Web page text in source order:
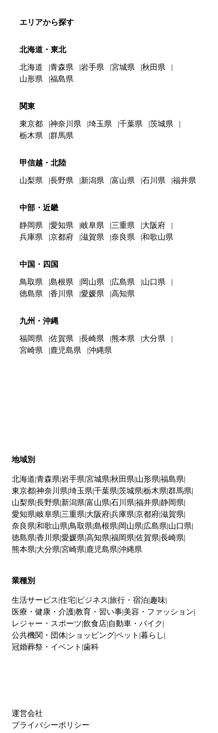
エリアから探す
北海道・東北
北海道 青森県 岩手県 宮城県
秋田県
山形県
福島県
関東
東京都 神奈川県 埼玉県 千葉県
茨城県
栃木県
群馬県
甲信越・北陸
山梨県 長野県 新潟県 富山県 石川県 福井県
中部・近畿
静岡県 愛知県 岐阜県 三重県
大阪府
兵庫県
京都府 滋賀県 奈良県 和歌山県
中国・四国
鳥取県 島根県 岡山県 広島県
山口県
徳島県
香川県 愛媛県 高知県
九州・沖縄
福岡県 佐賀県 長崎県 熊本県
大分県
宮崎県
鹿児島県 沖縄県
地域別
北海道 青森県 岩手県 宮城県 秋田県 山形県 福島県
東京都神奈川県 埼玉県 千葉県 茨城県 栃木県 群馬県
山梨県 長野県 新潟県 富山県 石川県 福井県 静岡県
愛知県 岐阜県 三重県 大阪府兵庫県 京都府滋賀県
奈良県 和歌山県 鳥取県 島根県 岡山県 広島県 山口県
徳島県 香川県 愛媛県 高知県 福岡県 佐賀県 長崎県
熊本県 大分県 宮崎県 鹿児島県 沖縄県
業種別
生活サービス 住宅 ビジネス 旅行・宿泊 趣味
医療・健康・介護教育・習い事 美容・ファッション
レジャー・スポーツ 飲食店 自動車・バイク
公共機関・団体 ショッピングペット 暮らし
冠婚葬祭・イベント 歯科
運営会社
プライバシーポリシー